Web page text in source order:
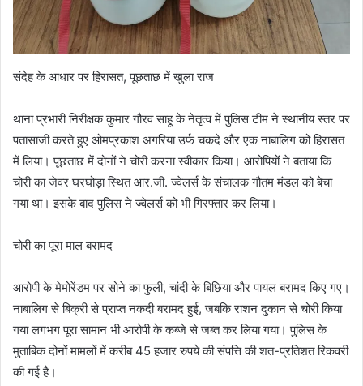
संदेह के आधार पर हिरासत, पूछताछ में खुला राज
थाना प्रभारी निरीक्षक कुमार गौरव साहू के नेतृत्व में पुलिस टीम ने स्थानीय स्तर पर
पतासाजी करते हुए ओमप्रकाश अगरिया उर्फ चकदे और एक नाबालिग को हिरासत
में लिया। पूछताछ में दोनों ने चोरी करना स्वीकार किया। आरोपियों ने बताया कि
चोरी का जेवर घरघोड़ा स्थित आर.जी. ज्वेलर्स के संचालक गौतम मंडल को बेचा
गया था। इसके बाद पुलिस ने ज्वेलर्स को भी गिरफ्तार कर लिया।
चोरी का पूरा माल बरामद
आरोपी के मेमोरेंडम पर सोने का फुली, चांदी के बिछिया और पायल बरामद किए गए।
नाबालिग से बिक्री से प्राप्त नकदी बरामद हुई, जबकि राशन दुकान से चोरी किया
गया लगभग पूरा सामान भी आरोपी के कब्जे से जब्त कर लिया गया। पुलिस के
मुताबिक दोनों मामलों में करीब 45 हजार रुपये की संपत्ति की शत-प्रतिशत रिकवरी
की गई है।